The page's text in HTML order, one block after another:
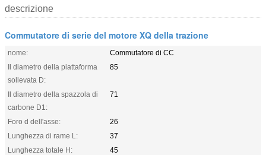
descrizione
Commutatore di serie del motore XQ della trazione
nome:
Commutatore di CC
Il diametro della piattaforma
sollevata D:
85
Il diametro della spazzola di
carbone D1:
71
Foro d dell'asse:
26
Lunghezza di rame L:
37
Lunghezza totale H:
45